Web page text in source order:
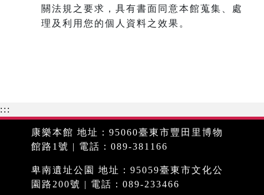
關法規之要求，具有書面同意本館蒐集、處
理及利用您的個人資料之效果。
:::
康樂本館 地址：95060臺東市豐田里博物
館路1號 | 電話：089-381166
卑南遺址公園 地址：95059臺東市文化公
園路200號 | 電話：089-233466